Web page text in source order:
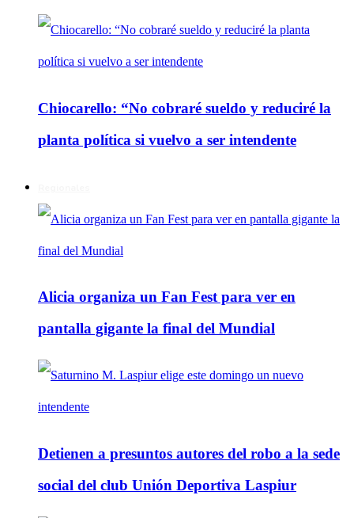
Chiocarello: “No cobraré sueldo y reduciré la
planta política si vuelvo a ser intendente
Alicia organiza un Fan Fest para ver en
pantalla gigante la final del Mundial
Detienen a presuntos autores del robo a la sede
social del club Unión Deportiva Laspiur